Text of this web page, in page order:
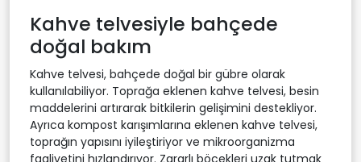
Kahve telvesiyle bahçede
doğal bakım
Kahve telvesi, bahçede doğal bir gübre olarak
kullanılabiliyor. Toprağa eklenen kahve telvesi, besin
maddelerini artırarak bitkilerin gelişimini destekliyor.
Ayrıca kompost karışımlarına eklenen kahve telvesi,
toprağın yapısını iyileştiriyor ve mikroorganizma
faaliyetini hızlandırıyor. Zararlı böcekleri uzak tutmak